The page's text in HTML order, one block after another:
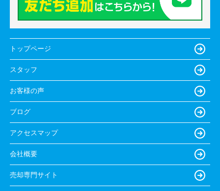
トップページ
スタッフ
お客様の声
ブログ
アクセスマップ
会社概要
売却専門サイト